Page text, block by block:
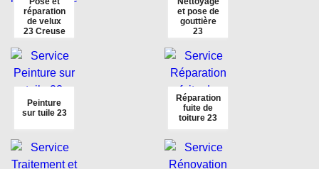
réparation
de velux
23 Creuse
et pose de
gouttière
23
Peinture
sur tuile 23
Réparation
fuite de
toiture 23